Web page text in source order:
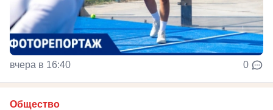
вчера в 16:40 0
Общество